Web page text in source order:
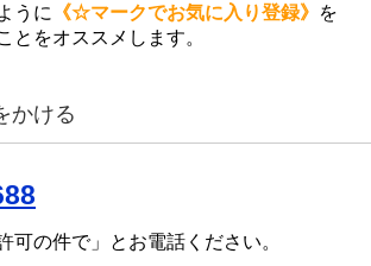
うに
《☆マークでお気に入り登録》 を
とをオススメします。
かける
可の件で」とお電話ください。